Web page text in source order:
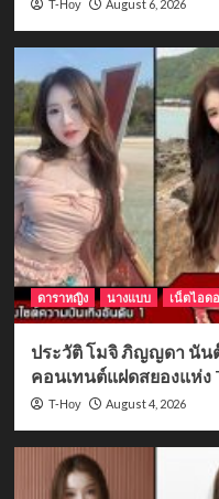
T-Hoy August 6, 2026
ดาราหญิง นางแบบ เน็ตไอด
ประวัติ โมจิ ภิญญดา นัน
คอนเทนต์แฝดสยองแห่ง
T-Hoy August 4, 2026